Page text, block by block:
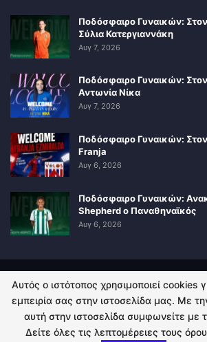
Ποδόσφαιρο Γυναικών:
Σύλια Κατεργιαννάκη
Αυγ 7, 2026
Ποδόσφαιρο Γυναικών:
Αντωνία Νίκα
Αυγ 7, 2026
Ποδόσφαιρο Γυναικών:
Franja
Αυγ 6, 2026
Ποδόσφαιρο Γυναικών:
Shepherd ο Παναθηναϊκός
Αυγ 6, 2026
ΠΟΛΙΤΙΚΗ ΑΠΟΡΡΗΤΟΥ
© 2026 - Kingsport.gr. All Rights
Αυτός ο ιστότοπος χρησιμοποιεί cookies
εμπειρία σας στην ιστοσελίδα μας. Με
αυτή στην ιστοσελίδα συμφωνείτε με
Δείτε όλες τις λεπτομέρειες τους